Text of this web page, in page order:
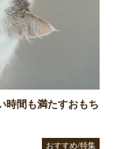
時間も満たすおもち
おすすめ/特集